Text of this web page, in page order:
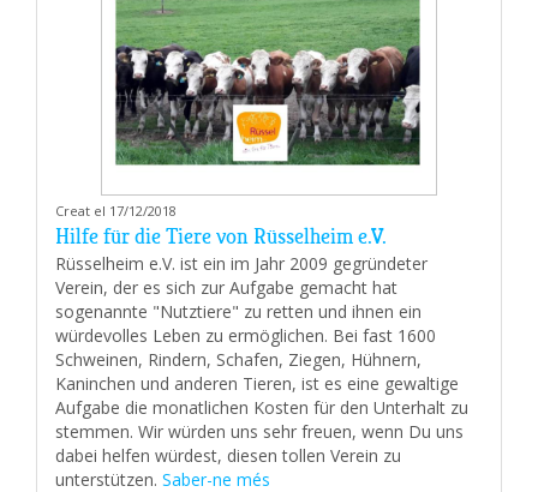
Creat el 17/12/2018
Hilfe für die Tiere von Rüsselheim e.V.
Rüsselheim e.V. ist ein im Jahr 2009 gegründeter
Verein, der es sich zur Aufgabe gemacht hat
sogenannte "Nutztiere" zu retten und ihnen ein
würdevolles Leben zu ermöglichen. Bei fast 1600
Schweinen, Rindern, Schafen, Ziegen, Hühnern,
Kaninchen und anderen Tieren, ist es eine gewaltige
Aufgabe die monatlichen Kosten für den Unterhalt zu
stemmen. Wir würden uns sehr freuen, wenn Du uns
dabei helfen würdest, diesen tollen Verein zu
unterstützen. Saber-ne més